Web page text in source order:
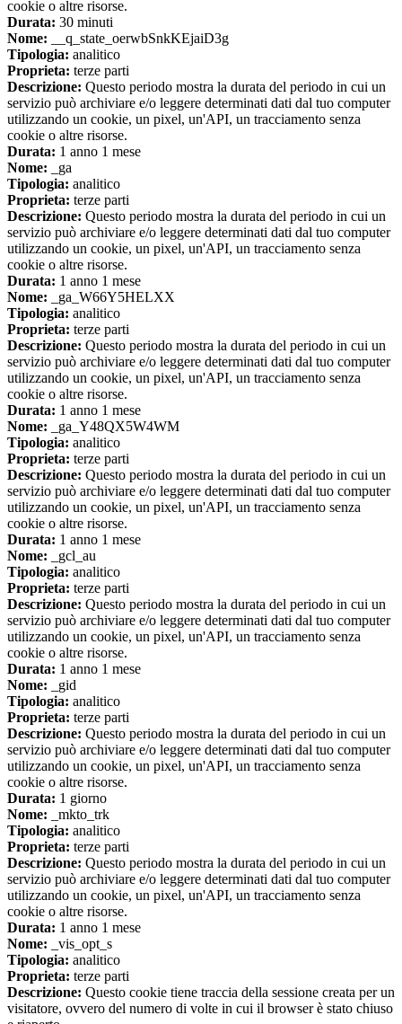
cookie o altre risorse.
Durata: 30 minuti
Nome: __q_state_oerwbSnkKEjaiD3g
Tipologia: analitico
Proprieta: terze parti
Descrizione: Questo periodo mostra la durata del periodo in cui un
servizio può archiviare e/o leggere determinati dati dal tuo computer
utilizzando un cookie, un pixel, un'API, un tracciamento senza
cookie o altre risorse.
Durata: 1 anno 1 mese
Nome: _ga
Tipologia: analitico
Proprieta: terze parti
Descrizione: Questo periodo mostra la durata del periodo in cui un
servizio può archiviare e/o leggere determinati dati dal tuo computer
utilizzando un cookie, un pixel, un'API, un tracciamento senza
cookie o altre risorse.
Durata: 1 anno 1 mese
Nome: _ga_W66Y5HELXX
Tipologia: analitico
Proprieta: terze parti
Descrizione: Questo periodo mostra la durata del periodo in cui un
servizio può archiviare e/o leggere determinati dati dal tuo computer
utilizzando un cookie, un pixel, un'API, un tracciamento senza
cookie o altre risorse.
Durata: 1 anno 1 mese
Nome: _ga_Y48QX5W4WM
Tipologia: analitico
Proprieta: terze parti
Descrizione: Questo periodo mostra la durata del periodo in cui un
servizio può archiviare e/o leggere determinati dati dal tuo computer
utilizzando un cookie, un pixel, un'API, un tracciamento senza
cookie o altre risorse.
Durata: 1 anno 1 mese
Nome: _gcl_au
Tipologia: analitico
Proprieta: terze parti
Descrizione: Questo periodo mostra la durata del periodo in cui un
servizio può archiviare e/o leggere determinati dati dal tuo computer
utilizzando un cookie, un pixel, un'API, un tracciamento senza
cookie o altre risorse.
Durata: 1 anno 1 mese
Nome: _gid
Tipologia: analitico
Proprieta: terze parti
Descrizione: Questo periodo mostra la durata del periodo in cui un
servizio può archiviare e/o leggere determinati dati dal tuo computer
utilizzando un cookie, un pixel, un'API, un tracciamento senza
cookie o altre risorse.
Durata: 1 giorno
Nome: _mkto_trk
Tipologia: analitico
Proprieta: terze parti
Descrizione: Questo periodo mostra la durata del periodo in cui un
servizio può archiviare e/o leggere determinati dati dal tuo computer
utilizzando un cookie, un pixel, un'API, un tracciamento senza
cookie o altre risorse.
Durata: 1 anno 1 mese
Nome: _vis_opt_s
Tipologia: analitico
Proprieta: terze parti
Descrizione: Questo cookie tiene traccia della sessione creata per un
visitatore, ovvero del numero di volte in cui il browser è stato chiuso